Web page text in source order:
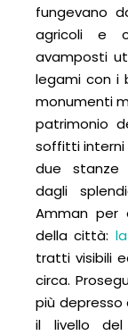
fungevano
agricoli e
avamposti
legami con i
monumenti
patrimonio
soffitti
due stanze
dagli
Amman per
della città:
tratti visibili
circa.
più
il livello